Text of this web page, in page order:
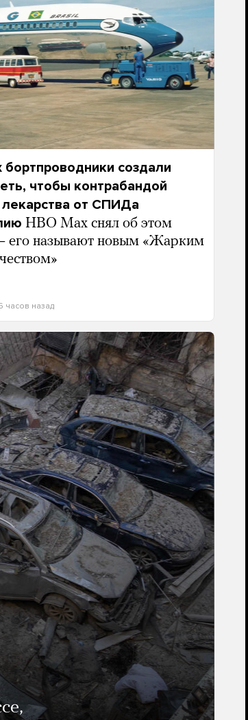
бортпроводники создали
чтобы контрабандой
лекарства от СПИДа
HBO Max снял об этом
его называют новым «Жарким
часов назад